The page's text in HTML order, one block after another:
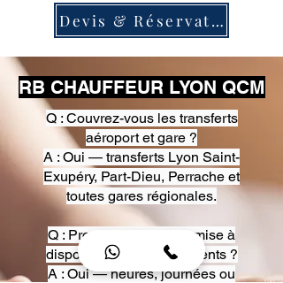
Devis & Réservation
RB CHAUFFEUR LYON QCM
Q : Couvrez-vous les transferts
aéroport et gare ?
A : Oui — transferts Lyon Saint-
Exupéry, Part-Dieu, Perrache et
toutes gares régionales.
Q : Proposez-vous une mise à
disposition pour événements ?
A : Oui — heures, journées ou